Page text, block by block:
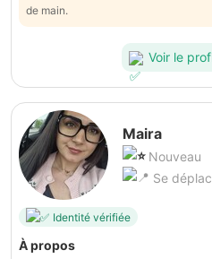
de main.
Voir le
Maira
Nouveau
Se
Identité vérifiée
À propos